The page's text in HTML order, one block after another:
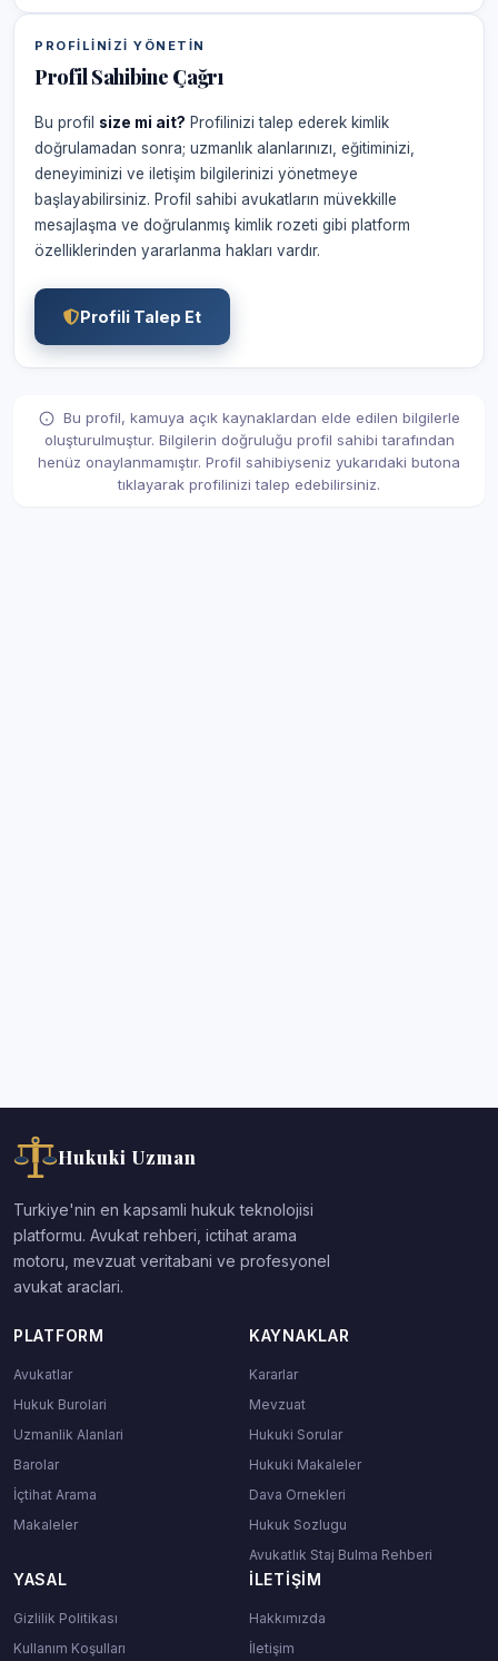
PROFILINIZI YÖNETIN
Profil Sahibine Çağrı
Bu profil size mi ait? Profilinizi talep ederek kimlik
doğrulamadan sonra; uzmanlık alanlarınızı, eğitiminizi,
deneyiminizi ve iletişim bilgilerinizi yönetmeye
başlayabilirsiniz. Profil sahibi avukatların müvekkille
mesajlaşma ve doğrulanmış kimlik rozeti gibi platform
özelliklerinden yararlanma hakları vardır.
Profili Talep Et
Bu profil, kamuya açık kaynaklardan elde edilen bilgilerle
oluşturulmuştur. Bilgilerin doğruluğu profil sahibi tarafından
henüz onaylanmamıştır. Profil sahibiyseniz yukarıdaki butona
tıklayarak profilinizi talep edebilirsiniz.
Hukuki Uzman
Turkiye'nin en kapsamli hukuk teknolojisi
platformu. Avukat rehberi, ictihat arama
motoru, mevzuat veritabani ve profesyonel
avukat araclari.
PLATFORM
Avukatlar
Hukuk Burolari
Uzmanlik Alanlari
Barolar
İçtihat Arama
Makaleler
KAYNAKLAR
Kararlar
Mevzuat
Hukuki Sorular
Hukuki Makaleler
Dava Ornekleri
Hukuk Sozlugu
Avukatlık Staj Bulma Rehberi
YASAL
Gizlilik Politikası
Kullanım Koşulları
İLETIŞIM
Hakkımızda
İletişim